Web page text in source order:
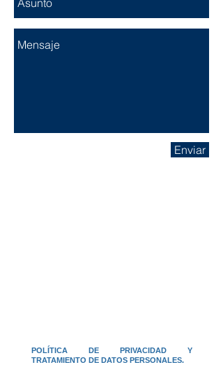
Enviar
POLÍTICA DE PRIVACIDAD Y
TRATAMIENTO DE DATOS PERSONALES.